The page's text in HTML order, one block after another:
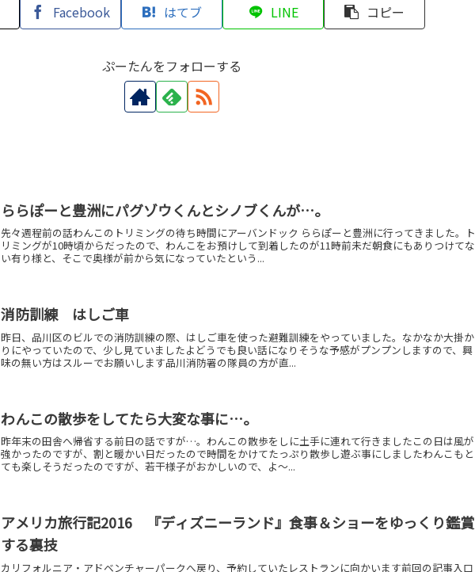
Facebook はてブ LINE コピー
ぷーたんをフォローする
ららぽーと豊洲にパグゾウくんとシノブくんが…。
先々週程前の話わんこのトリミングの待ち時間にアーバンドック ららぽーと豊洲に行ってきました。ト
リミングが10時頃からだったので、わんこをお預けして到着したのが11時前未だ朝食にもありつけてな
い有り様と、そこで奥様が前から気になっていたという...
消防訓練 はしご車
昨日、品川区のビルでの消防訓練の際、はしご車を使った避難訓練をやっていました。なかなか大掛か
りにやっていたので、少し見ていましたよどうでも良い話になりそうな予感がプンプンしますので、興
味の無い方はスルーでお願いします品川消防署の隊員の方が直...
わんこの散歩をしてたら大変な事に…。
昨年末の田舎へ帰省する前日の話ですが…。わんこの散歩をしに土手に連れて行きましたこの日は風が
強かったのですが、割と暖かい日だったので時間をかけてたっぷり散歩し遊ぶ事にしましたわんこもと
ても楽しそうだったのですが、若干様子がおかしいので、よ～...
アメリカ旅行記2016 『ディズニーランド』食事＆ショーをゆっくり鑑賞
する裏技
カリフォルニア・アドベンチャーパークへ戻り、予約していたレストランに向かいます前回の記事入口